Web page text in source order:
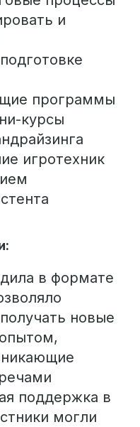
и
программы
курсы
игротехник
в формате
новые
поддержка в
могли